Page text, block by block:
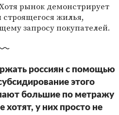
рынок демонстрирует
жилья,
запросу покупателей.
россиян с помощью
этого
большие по метражу
хотят, у них просто не